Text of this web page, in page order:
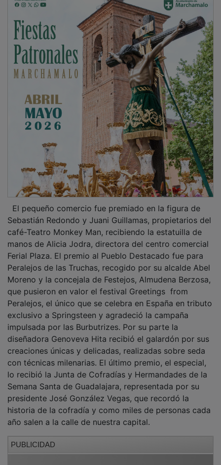
Sebastián Redondo y Juani Guillamas, propietarios del
café-Teatro Monkey Man, recibiendo la estatuilla de
manos de Alicia Jodra, directora del centro comercial
Ferial Plaza. El premio al Pueblo Destacado fue para
Peralejos de las Truchas, recogido por su alcalde Abel
Moreno y la concejala de Festejos, Almudena Berzosa,
que pusieron en valor el festival Greetings from
Peralejos, el único que se celebra en España en tributo
exclusivo a Springsteen y agradeció la campaña
impulsada por las Burbutrizes. Por su parte la
diseñadora Genoveva Hita recibió el galardón por sus
creaciones únicas y delicadas, realizadas sobre seda
con técnicas milenarias. El último premio, el especial,
lo recibió la Junta de Cofradías y Hermandades de la
Semana Santa de Guadalajara, representada por su
presidente José González Vegas, que recordó la
historia de la cofradía y como miles de personas cada
año salen a la calle de nuestra capital.